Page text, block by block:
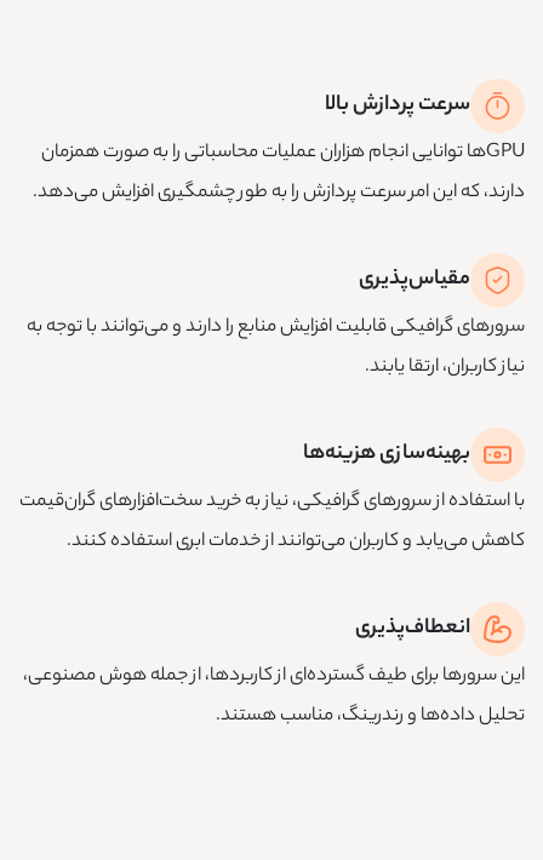
سرعت پردازش بالا
GPUها توانایی انجام هزاران عملیات محاسباتی را به صورت همزمان
دارند، که این امر سرعت پردازش را به طور چشمگیری افزایش می‌دهد.
مقیاس‌پذیری
سرورهای گرافیکی قابلیت افزایش منابع را دارند و می‌توانند با توجه به
نیاز کاربران، ارتقا یابند.
بهینه‌سازی هزینه‌ها
با استفاده از سرورهای گرافیکی، نیاز به خرید سخت‌افزارهای گران‌قیمت
کاهش می‌یابد و کاربران می‌توانند از خدمات ابری استفاده کنند.
انعطاف‌پذیری
این سرورها برای طیف گسترده‌ای از کاربردها، از جمله هوش مصنوعی،
تحلیل داده‌ها و رندرینگ، مناسب هستند.